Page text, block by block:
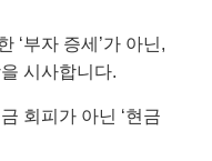
‘부자 증세’가 아닌,
시사합니다.
회피가 아닌 ‘현금